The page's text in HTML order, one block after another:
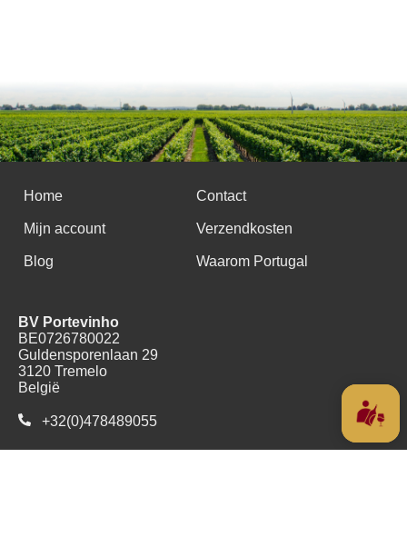
Home Contact
Mijn account Verzendkosten
Blog Waarom Portugal
BV Portevinho
BE0726780022
Guldensporenlaan 29
3120 Tremelo
België
+32(0)478489055